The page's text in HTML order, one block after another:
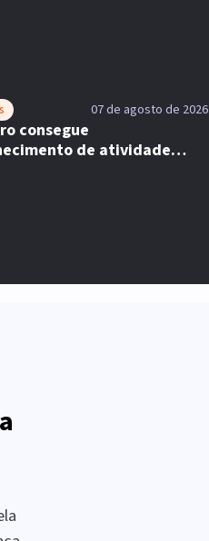
07 de agosto de 2026
consegue
de atividade